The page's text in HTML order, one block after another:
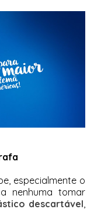
especialmente o
nenhuma tomar
descartável,